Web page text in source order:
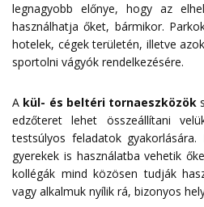
legnagyobb előnye, hogy az
használhatja őket, bármikor.
hotelek, cégek területén, illetve
sportolni vágyók rendelkezésére.
A kül- és beltéri tornaeszközök
edzőteret lehet összeállítani
testsúlyos feladatok
gyerekek is használatba vehetik
kollégák mind közösen tudják
vagy alkalmuk nyílik rá, bizonyos